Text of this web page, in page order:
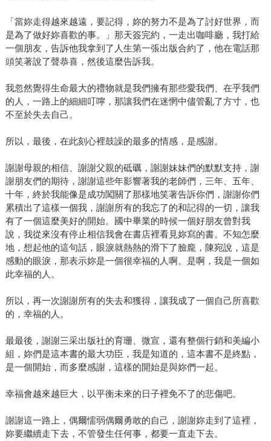
「當妳走得越來越遠，要記得，妳的努力不是為了討好世界，而
是為了做好妳喜歡的事。」那天簽完約，一走出咖啡廳，我打給
一個朋友，告訴他我拿到了人生第一張出版合約了，他在電話那
頭笑著說了聲恭喜，然後這麼告訴我。
我忽然覺得生命最大的禮物就是我們擁有那些愛我們、在乎我們
的人，一路上的細細叮嚀，那讓我們在迷惘中儘管亂了方寸，也
不至於失去自己。
所以，最後，在此刻心裡鼓譟的最多的情感，是感謝。
謝謝母親的相信、謝謝父親的砥礪，謝謝妹妹們的默默支持，謝
謝朋友們的期待，謝謝這些年影響著我的老師們，三年、五年、
十年，終於我能像是成功闖關了那樣地笑著告訴你們，謝謝你們
累積出了這樣一個我，謝謝所有的我忘了的和記得的一切，讓我
有了一個這麼美好的開始。國中畢業的時候一個好朋友曾對我
說，我從來沒有停止相信我會在書店裡看見妳寫的書。不知怎麼
地，想起他的這句話，眼淚就熱熱的滑下了臉龐，陳宛說，這是
感動的眼淚，那表示妳是一個很幸福的人啊。是啊，我是一個如
此幸福的人。
所以，再一次謝謝所有的失去和獲得，讓我成了一個自己所喜歡
的，幸福的人。
最最後，謝謝三采出版社的育珊、微宣，還有整個行銷和美編小
組，妳們是這本書的最大功臣，我是知道的，這本書不是終點，
是一個開始，而多麼感謝，這樣的開始是與妳們一起。
幸福會越來越巨大，以平衡未來的日子裡免不了的悲傷吧。
謝謝這一路上，偶爾懦弱偶爾勇敢的自己，謝謝妳走到了這裡，
妳要繼續走下去，不管發生任何事，都要一直走下去。